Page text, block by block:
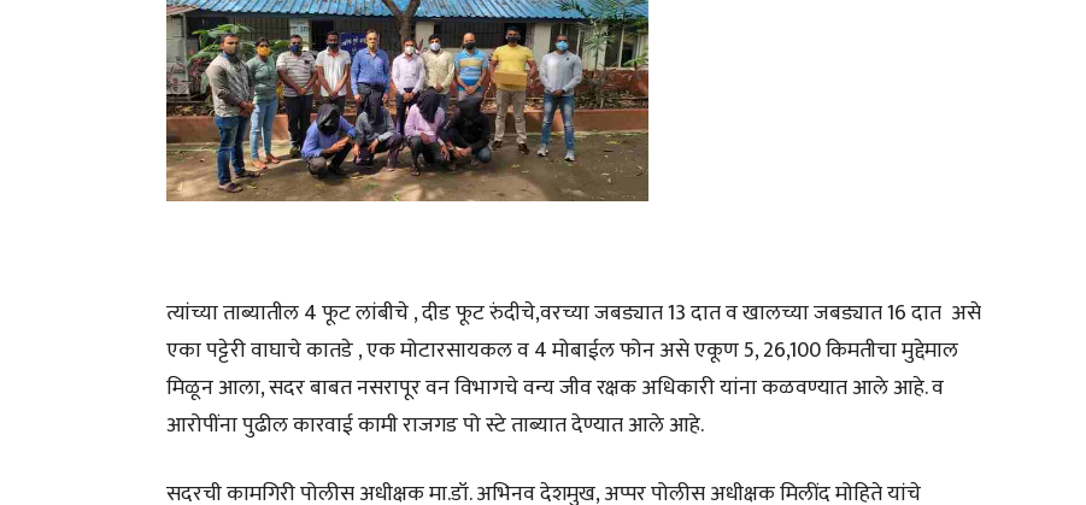
त्यांच्या ताब्यातील 4 फूट लांबीचे , दीड फूट रुंदीचे,वरच्या जबड्यात 13 दात व खालच्या जबड्यात 16 दात असे
एका पट्टेरी वाघाचे कातडे , एक मोटारसायकल व 4 मोबाईल फोन असे एकूण 5, 26,100 किमतीचा मुद्देमाल
मिळून आला, सदर बाबत नसरापूर वन विभागचे वन्य जीव रक्षक अधिकारी यांना कळवण्यात आले आहे. व
आरोपींना पुढील कारवाई कामी राजगड पो स्टे ताब्यात देण्यात आले आहे.
सदरची कामगिरी पोलीस अधीक्षक मा.डॉ. अभिनव देशमुख, अप्पर पोलीस अधीक्षक मिलींद मोहिते यांचे